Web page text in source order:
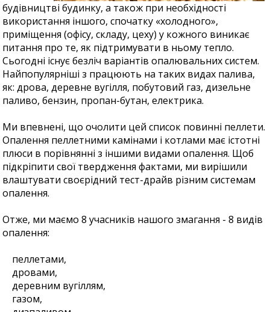
будівництві будинку, а також при необхідності
використання іншого, спочатку «холодного»,
приміщення (офісу, складу, цеху) у кожного виникає
питання про те, як підтримувати в ньому тепло.
Сьогодні існує безліч варіантів опалювальних систем.
Найпопулярніші з працюють на таких видах палива,
як: дрова, деревне вугілля, побутовий газ, дизельне
паливо, бензин, пропан-бутан, електрика.
Ми впевнені, що очолити цей список повинні пеллети.
Опалення пеллетними камінами і котлами має істотні
плюси в порівнянні з іншими видами опалення. Щоб
підкріпити свої твердження фактами, ми вирішили
влаштувати своєрідний тест-драйв різним системам
опалення.
Отже, ми маємо 8 учасників нашого змагання - 8 видів
опалення:
пеллетами,
дровами,
деревним вугіллям,
газом,